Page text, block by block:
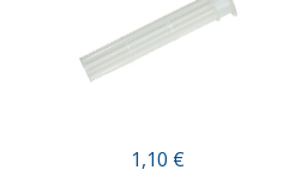
1,10 €